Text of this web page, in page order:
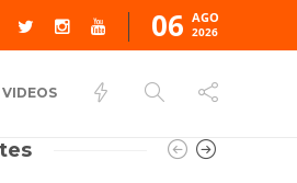
06 AGO
2026
VIDEOS